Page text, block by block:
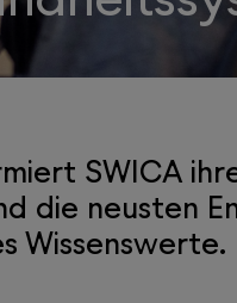
SWICA
die neusten
Wissenswerte.